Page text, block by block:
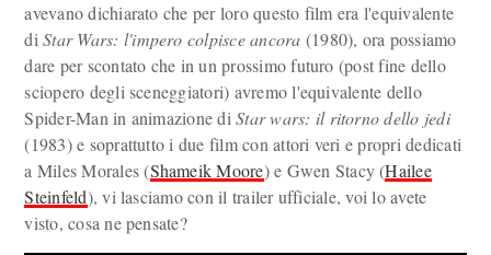
avevano dichiarato che per loro questo film era l'equivalente
diStar Wars: l'impero colpisce ancora (1980), ora possiamo
dare per scontato che in un prossimo futuro (post fine dello
sciopero degli sceneggiatori) avremo l'equivalente dello
Spider-Man in animazione diStar wars: il ritorno dello jedi
(1983) e soprattutto i due film con attori veri e propri dedicati
a Miles Morales (Shameik Moore) e Gwen Stacy (Hailee
Steinfeld), vi lasciamo con il trailer ufficiale, voi lo avete
visto, cosa ne pensate?